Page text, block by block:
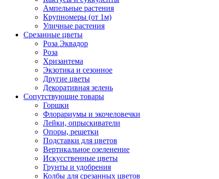
Ампельные растения
Крупномеры (от 1м)
Уличные растения
Срезанные цветы
Роза Эквадор
Роза
Хризантема
Экзотика и сезонное
Другие цветы
Декоративная зелень
Сопутствующие товары
Горшки
Флорариумы и экочеловечки
Лейки, опрыскиватели
Опоры, решетки
Подставки для цветов
Вертикальное озеленение
Искусственные цветы
Грунты и удобрения
Колбы для срезанных цветов